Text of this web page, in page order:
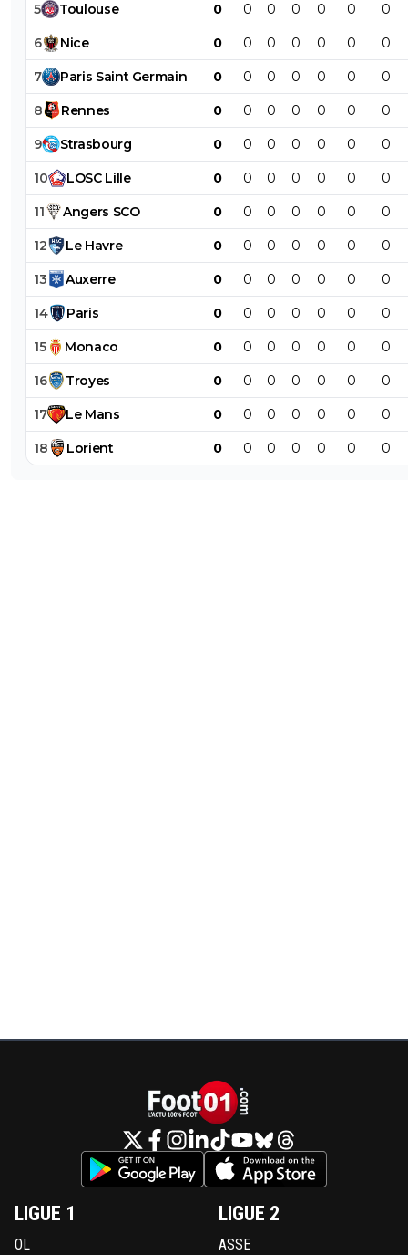
5 Toulouse 0 0 0 0 0 0 0
6 Nice 0 0 0 0 0 0 0
7 Paris Saint Germain 0 0 0 0 0 0 0
8 Rennes 0 0 0 0 0 0 0
9 Strasbourg 0 0 0 0 0 0 0
10 LOSC Lille 0 0 0 0 0 0 0
11 Angers SCO 0 0 0 0 0 0 0
12 Le Havre 0 0 0 0 0 0 0
13 Auxerre 0 0 0 0 0 0 0
14 Paris 0 0 0 0 0 0 0
15 Monaco 0 0 0 0 0 0 0
16 Troyes 0 0 0 0 0 0 0
17 Le Mans 0 0 0 0 0 0 0
18 Lorient 0 0 0 0 0 0 0
LIGUE 1
OL
LIGUE 2
ASSE